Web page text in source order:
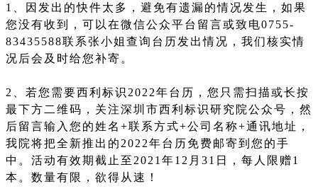
1、因发出的快件太多，避免有遗漏的情况发生，如果
您没有收到，可以在微信公众平台留言或致电0755-
83435588联系张小姐查询台历发出情况，我们核实情
况后会及时给您补寄。
2、若您需要西利标识2022年台历，您只需扫描或长按
最下方二维码，关注深圳市西利标识研究院公众号，然
后留言输入您的姓名+联系方式+公司名称+通讯地址，
我院将把全新推出的2022年台历免费邮寄到您的手
中。活动有效期截止至2021年12月31日，每人限赠1
本。数量有限，欲得从速！